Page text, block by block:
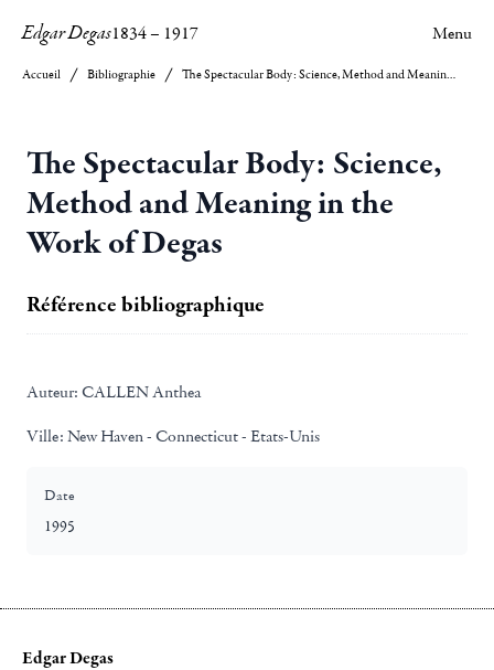
Edgar Degas1834– 1917 Menu
Accueil Bibliographie The Spectacular Body: Science, Method and Meaning in the Work of Degas
The Spectacular Body: Science,
Method and Meaning in the
Work of Degas
Référence bibliographique
Auteur: CALLEN Anthea
Ville: New Haven - Connecticut - Etats-Unis
Date
1995
Edgar Degas